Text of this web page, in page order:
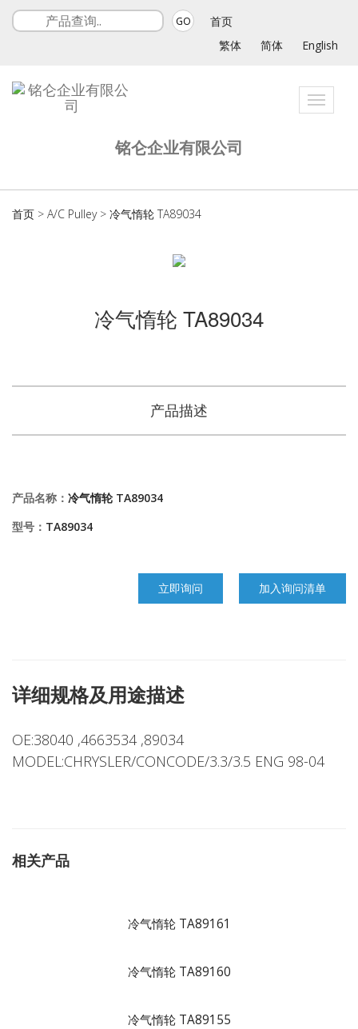
GO
首页
繁体
简体 English
Toggle
铭仑企业有限公司
首页 > A/C Pulley> 冷气惰轮 TA89034
冷气惰轮 TA89034
产品描述
产品名称： 冷气惰轮 TA89034
型号： TA89034
立即询问 加入询问清单
详细规格及用途描述
OE:38040 ,4663534 ,89034
MODEL:CHRYSLER/CONCODE/3.3/3.5 ENG 98-04
相关产品
冷气惰轮 TA89161
冷气惰轮 TA89160
冷气惰轮 TA89155